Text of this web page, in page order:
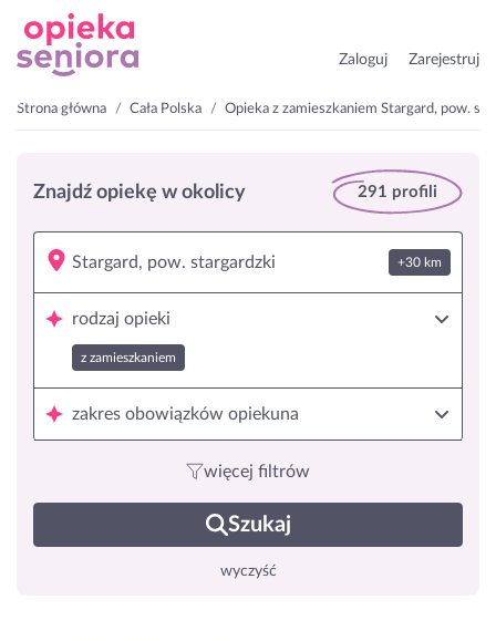
Zaloguj Zarejestruj
Strona główna Cała Polska Opieka z zamieszkaniem Stargard, pow.
Znajdź opiekę w okolicy 291 profili
+30 km
rodzaj opieki
z zamieszkaniem
zakres obowiązków opiekuna
więcej filtrów
Szukaj
wyczyść